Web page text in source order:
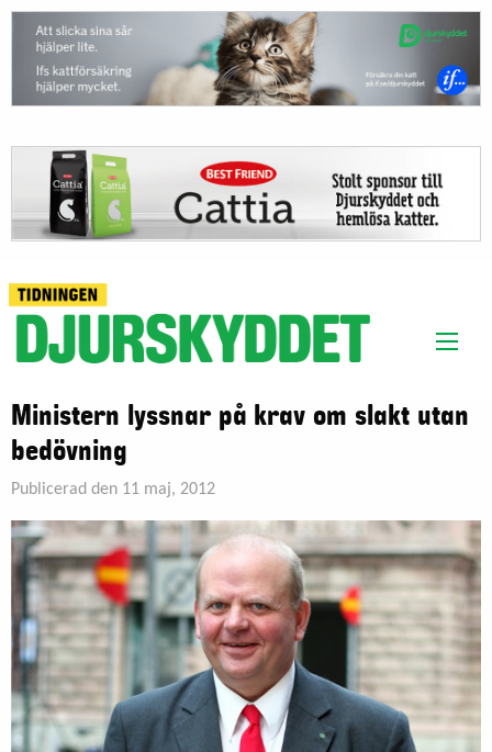
Ministern lyssnar på krav om slakt utan
bedövning
Publicerad den 11 maj, 2012